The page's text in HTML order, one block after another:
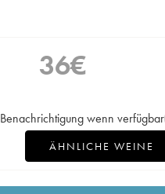
36€
Benachrichtigung wenn verfügbar
ÄHNLICHE WEINE